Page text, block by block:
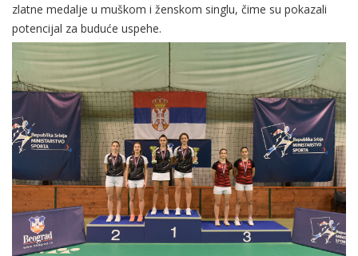
zlatne medalje u muškom i ženskom singlu, čime su pokazali
potencijal za buduće uspehe.